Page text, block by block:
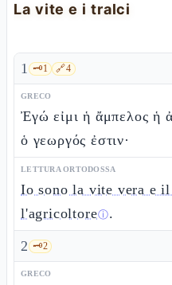
La vite e i tralci
1 🗝️1 🔗4
GRECO
Ἐγώ εἰμι ἡ ἄμπελος ἡ
ὁ γεωργός ἐστιν·
LETTURA ORTODOSSA
Io sono la vite vera e il
l'agricoltoreⓘ.
2 🗝️2
GRECO